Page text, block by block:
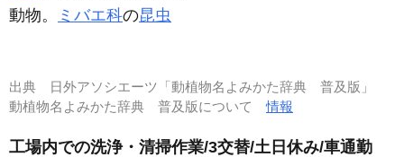
動物。
ミバエ科の昆虫
出典
日外アソシエーツ「動植物名よみかた辞典 普及版」
動植物名よみかた辞典 普及版について情報
工場内での洗浄・清掃作業/3交替/土日休み/車通勤